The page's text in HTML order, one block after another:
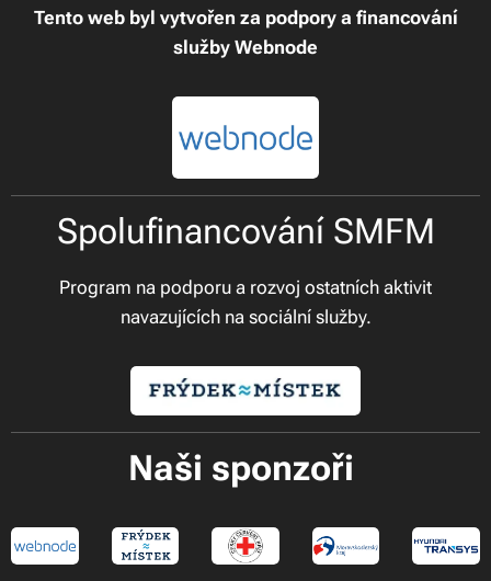
Tento web byl vytvořen za podpory a financování
služby Webnode
Spolufinancování SMFM
Program na podporu a rozvoj ostatních aktivit
navazujících na sociální služby.
Naši sponzoři